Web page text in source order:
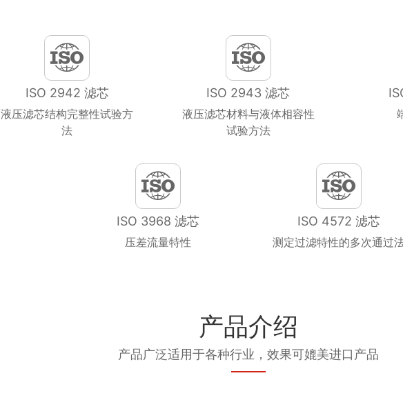
ISO 2942 滤芯
液压滤芯结构完整性试验方
法
ISO 2943 滤芯
液压滤芯材料与液体相容性
试验方法
ISO 3968 滤芯
压差流量特性
ISO 4572 滤芯
测定过滤特性的多次通过
产品介绍
产品广泛适用于各种行业，效果可媲美进口产品